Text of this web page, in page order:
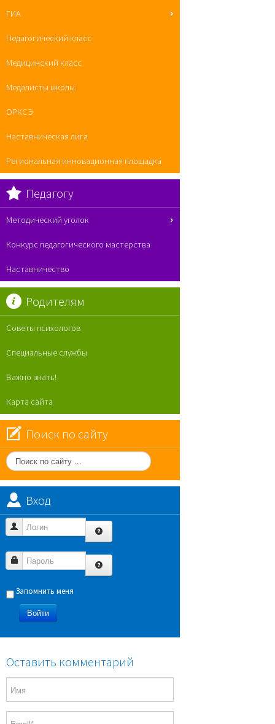
ГИА
Педагогический класс
Медицинский класс
Медалисты школы
ОРКСЭ
Наставническая лига
Региональная инновационная площадка
Педагогу
Методический уголок
Конкурс педагогического мастерства
Наставничество
Родителям
Советы психологов
Специальные службы
Важно знать!
Карта сайта
Поиск по сайту
Поиск
по
сайту
Вход
Логин
Пароль
Запомнить меня
Войти
Оставить комментарий